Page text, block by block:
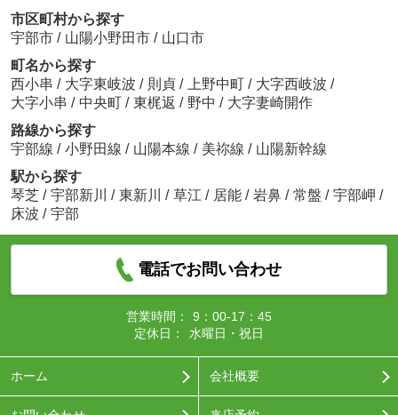
市区町村から探す
宇部市 / 山陽小野田市 / 山口市
町名から探す
西小串 / 大字東岐波 / 則貞 / 上野中町 / 大字西岐波 /
大字小串 / 中央町 / 東梶返 / 野中 / 大字妻崎開作
路線から探す
宇部線 / 小野田線 / 山陽本線 / 美祢線 / 山陽新幹線
駅から探す
琴芝 / 宇部新川 / 東新川 / 草江 / 居能 / 岩鼻 / 常盤 / 宇部岬 /
床波 / 宇部
電話でお問い合わせ
営業時間：
9：00-17：45
定休日：
水曜日・祝日
ホーム 会社概要